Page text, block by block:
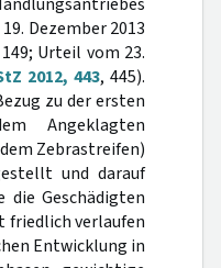
Dezember 2013
Urteil vom 23.
2012, 443, 445).
zu der ersten
Angeklagten
Zebrastreifen)
und darauf
die Geschädigten
friedlich verlaufen
Entwicklung in